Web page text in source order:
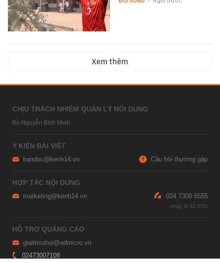
Xem thêm
CHỊU TRÁCH NHIỆM QUẢN LÝ NỘI DUNG
Bà Nguyễn Bích Minh
Ý KIẾN BÀI VIẾT
bandoc@kenh14.vn Câu hỏi thường gặp
HỢP TÁC NỘI DUNG
marketing@kenh14.vn 024 7309 5555
HỖ TRỢ QUẢNG CÁO
giaitrixahoi@admicro.vn
02473007108